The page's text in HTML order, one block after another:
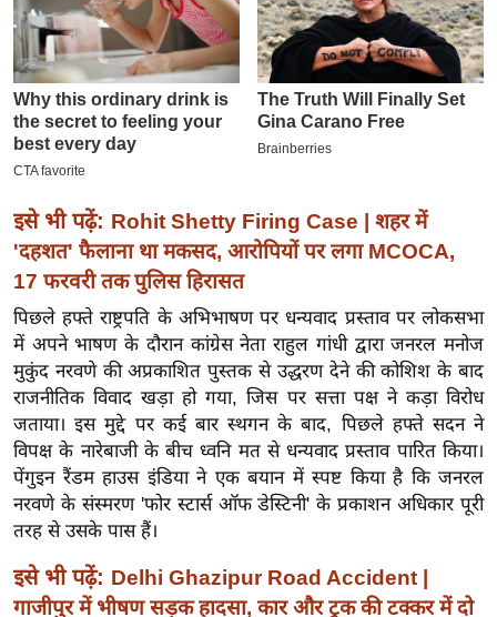
र
मि
सा
ल
बे
सा
ल
श
ख्सि
य
त
यं
ग
इं
डि
या
हि
इसे भी पढ़ें: Rohit Shetty Firing Case | शहर में
'दहशत' फैलाना था मकसद, आरोपियों पर लगा MCOCA,
17 फरवरी तक पुलिस हिरासत
पिछले हफ्ते राष्ट्रपति के अभिभाषण पर धन्यवाद प्रस्ताव पर लोकसभा
में अपने भाषण के दौरान कांग्रेस नेता राहुल गांधी द्वारा जनरल मनोज
मुकुंद नरवणे की अप्रकाशित पुस्तक से उद्धरण देने की कोशिश के बाद
राजनीतिक विवाद खड़ा हो गया, जिस पर सत्ता पक्ष ने कड़ा विरोध
जताया। इस मुद्दे पर कई बार स्थगन के बाद, पिछले हफ्ते सदन ने
विपक्ष के नारेबाजी के बीच ध्वनि मत से धन्यवाद प्रस्ताव पारित किया।
पेंगुइन रैंडम हाउस इंडिया ने एक बयान में स्पष्ट किया है कि जनरल
नरवणे के संस्मरण 'फोर स्टार्स ऑफ डेस्टिनी' के प्रकाशन अधिकार पूरी
तरह से उसके पास हैं।
इसे भी पढ़ें: Delhi Ghazipur Road Accident |
गाजीपुर में भीषण सड़क हादसा, कार और ट्रक की टक्कर में दो